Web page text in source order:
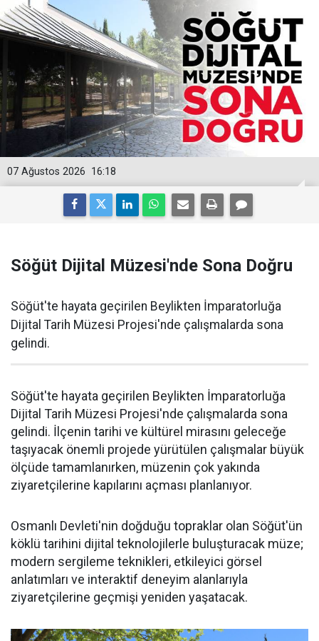
16:18
07 Ağustos 2026
Söğüt Dijital Müzesi'nde Sona Doğru
Söğüt'te hayata geçirilen Beylikten İmparatorluğa
Dijital Tarih Müzesi Projesi'nde çalışmalarda sona
gelindi.
Söğüt'te hayata geçirilen Beylikten İmparatorluğa
Dijital Tarih Müzesi Projesi'nde çalışmalarda sona
gelindi. İlçenin tarihi ve kültürel mirasını geleceğe
taşıyacak önemli projede yürütülen çalışmalar büyük
ölçüde tamamlanırken, müzenin çok yakında
ziyaretçilerine kapılarını açması planlanıyor.
Osmanlı Devleti'nin doğduğu topraklar olan Söğüt'ün
köklü tarihini dijital teknolojilerle buluşturacak müze;
modern sergileme teknikleri, etkileyici görsel
anlatımları ve interaktif deneyim alanlarıyla
ziyaretçilerine geçmişi yeniden yaşatacak.